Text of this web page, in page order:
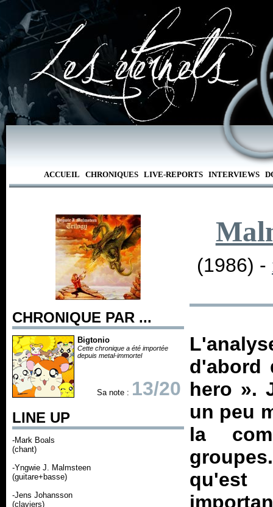
ACCUEIL CHRONIQUES LIVE-REPORTS INTERVIEWS
CHRONIQUE PAR ...
Bigtonio
Cette chronique a été importée
depuis metal-immortel
Sa note : 13/20
LINE UP
-Mark Boals
(chant)
-Yngwie J. Malmsteen
(guitare+basse)
-Jens Johansson
(claviers)
(1986) -
d'abord
hero ».
un peu
la
qu'est